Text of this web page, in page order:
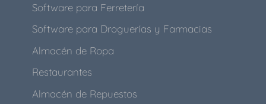
Software para Ferretería
Software para Droguerías y Farmacias
Almacén de Ropa
Restaurantes
Almacén de Repuestos